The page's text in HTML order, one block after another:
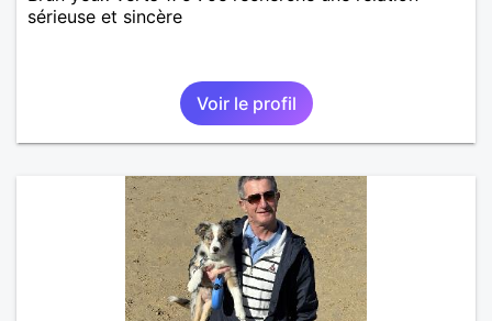
sérieuse et sincère
Voir le profil